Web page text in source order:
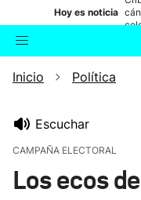
Hoy es noticia
Buscador
Inicio Política
Escuchar
CAMPAÑA ELECTORAL
Los ecos